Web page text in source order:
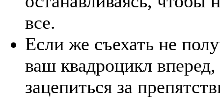
все.
Если же съехать не
ваш квадроцикл
зацепиться за